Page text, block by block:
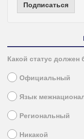
Подписаться
Какой статус должен
Официальный
Язык
Региональный
Никакой